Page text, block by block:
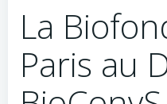
La
Paris au